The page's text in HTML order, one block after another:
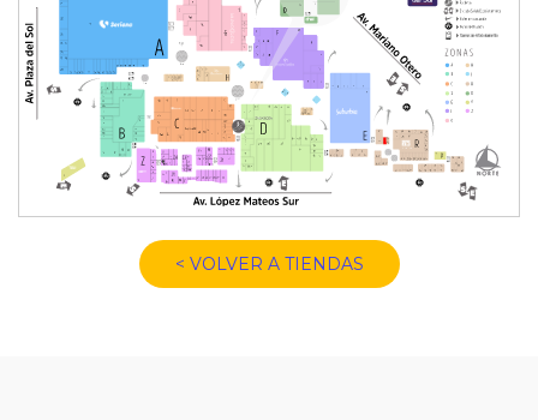
< VOLVER A TIENDAS